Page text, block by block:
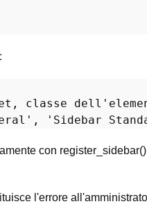
classe
, 'Sidebar
con
l'errore